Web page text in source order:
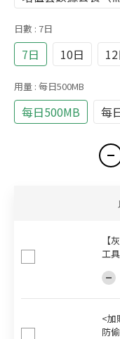
日數 : 7日
7日 10日
用量 : 每日500MB
每日500MB 每
【
工具
<加
防